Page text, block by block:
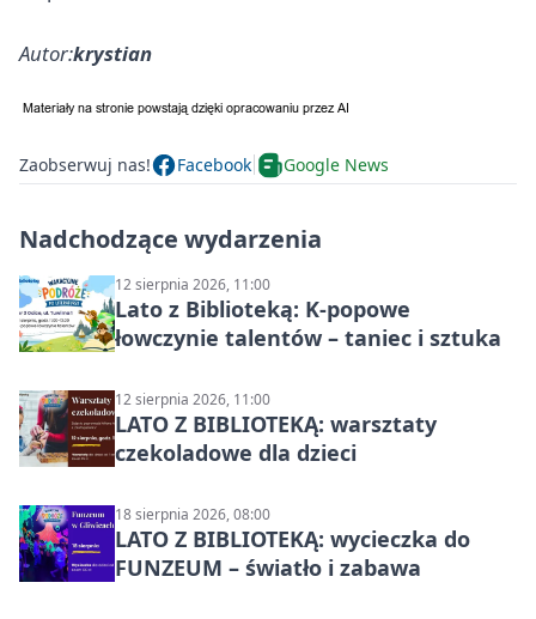
Autor:krystian
Zaobserwuj nas! Facebook Google News
Nadchodzące wydarzenia
12 sierpnia 2026, 11:00
Lato z Biblioteką: K-popowe
łowczynie talentów – taniec i sztuka
12 sierpnia 2026, 11:00
LATO Z BIBLIOTEKĄ: warsztaty
czekoladowe dla dzieci
18 sierpnia 2026, 08:00
LATO Z BIBLIOTEKĄ: wycieczka do
FUNZEUM – światło i zabawa